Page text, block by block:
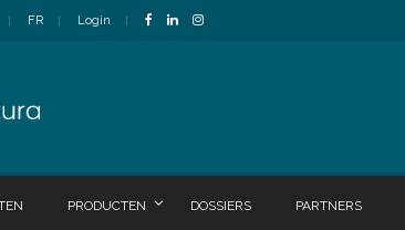
FR Login
PRODUCTEN DOSSIERS PARTNERS